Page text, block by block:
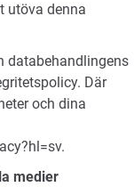
utöva denna
databehandlingens
Där
och dina
.
medier